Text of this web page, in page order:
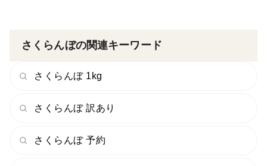
さくらんぼの関連キーワード
さくらんぼ 1kg
さくらんぼ 訳あり
さくらんぼ 予約